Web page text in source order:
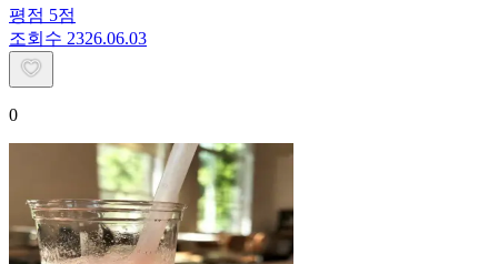
평점 5점
조회수 2326.06.03
0